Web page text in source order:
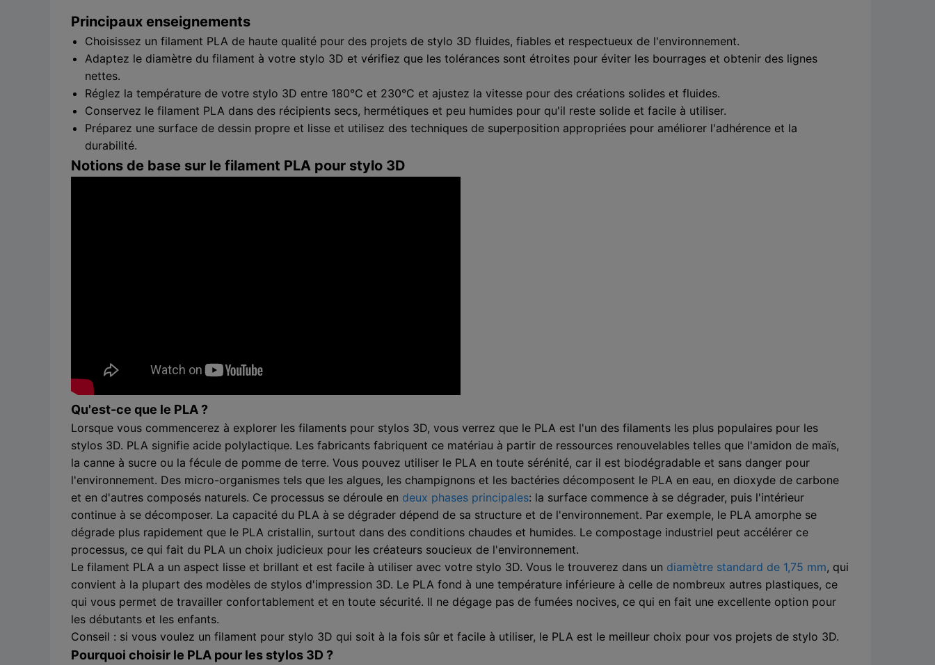
Principaux enseignements
Choisissez un filament PLA de haute qualité pour des projets de stylo 3D fluides, fiables et respectueux de l'environnement.
Adaptez le diamètre du filament à votre stylo 3D et vérifiez que les tolérances sont étroites pour éviter les bourrages et obtenir des lignes
nettes.
Réglez la température de votre stylo 3D entre 180°C et 230°C et ajustez la vitesse pour des créations solides et fluides.
Conservez le filament PLA dans des récipients secs, hermétiques et peu humides pour qu'il reste solide et facile à utiliser.
Préparez une surface de dessin propre et lisse et utilisez des techniques de superposition appropriées pour améliorer l'adhérence et la
durabilité.
Notions de base sur le filament PLA pour stylo 3D
Qu'est-ce que le PLA ?
Lorsque vous commencerez à explorer les filaments pour stylos 3D, vous verrez que le PLA est l'un des filaments les plus populaires pour les
stylos 3D. PLA signifie acide polylactique. Les fabricants fabriquent ce matériau à partir de ressources renouvelables telles que l'amidon de maïs,
la canne à sucre ou la fécule de pomme de terre. Vous pouvez utiliser le PLA en toute sérénité, car il est biodégradable et sans danger pour
l'environnement. Des micro-organismes tels que les algues, les champignons et les bactéries décomposent le PLA en eau, en dioxyde de carbone
et en d'autres composés naturels. Ce processus se déroule en deux phases principales: la surface commence à se dégrader, puis l'intérieur
continue à se décomposer. La capacité du PLA à se dégrader dépend de sa structure et de l'environnement. Par exemple, le PLA amorphe se
dégrade plus rapidement que le PLA cristallin, surtout dans des conditions chaudes et humides. Le compostage industriel peut accélérer ce
processus, ce qui fait du PLA un choix judicieux pour les créateurs soucieux de l'environnement.
Le filament PLA a un aspect lisse et brillant et est facile à utiliser avec votre stylo 3D. Vous le trouverez dans un diamètre standard de 1,75 mm, qui
convient à la plupart des modèles de stylos d'impression 3D. Le PLA fond à une température inférieure à celle de nombreux autres plastiques, ce
qui vous permet de travailler confortablement et en toute sécurité. Il ne dégage pas de fumées nocives, ce qui en fait une excellente option pour
les débutants et les enfants.
Conseil : si vous voulez un filament pour stylo 3D qui soit à la fois sûr et facile à utiliser, le PLA est le meilleur choix pour vos projets de stylo 3D.
Pourquoi choisir le PLA pour les stylos 3D ?